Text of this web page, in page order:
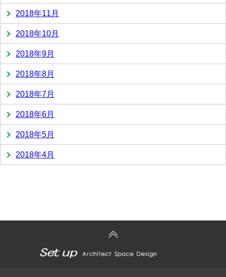
2018年11月
2018年10月
2018年9月
2018年8月
2018年7月
2018年6月
2018年5月
2018年4月